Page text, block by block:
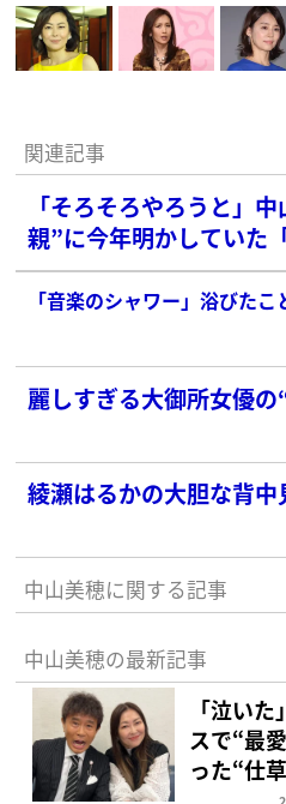
関連記事
「そろそろやろうと」
親”に今年明かしていた
「音楽のシャワー」浴びたこ
麗しすぎる大御所女優
綾瀬はるかの大胆な背
中山美穂に関する記事
中山美穂の最新記事
「泣い
スで“最
った“仕